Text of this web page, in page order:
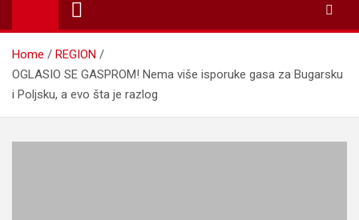
Home
REGION
OGLASIO SE GASPROM! Nema više isporuke gasa za Bugarsku
i Poljsku, a evo šta je razlog